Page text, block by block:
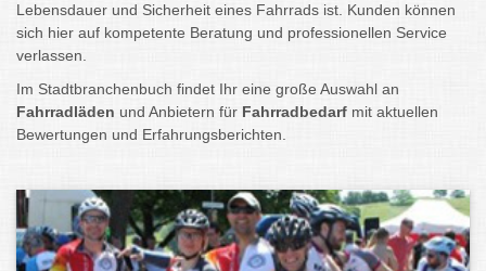
Lebensdauer und Sicherheit eines Fahrrads ist. Kunden können
sich hier auf kompetente Beratung und professionellen Service
verlassen.
Im Stadtbranchenbuch findet Ihr eine große Auswahl an
Fahrradläden und Anbietern für Fahrradbedarf mit aktuellen
Bewertungen und Erfahrungsberichten.